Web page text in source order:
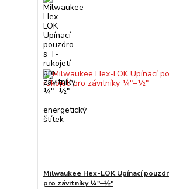
Milwaukee Hex-LOK Upínací
pro závitníky ¼″–½″